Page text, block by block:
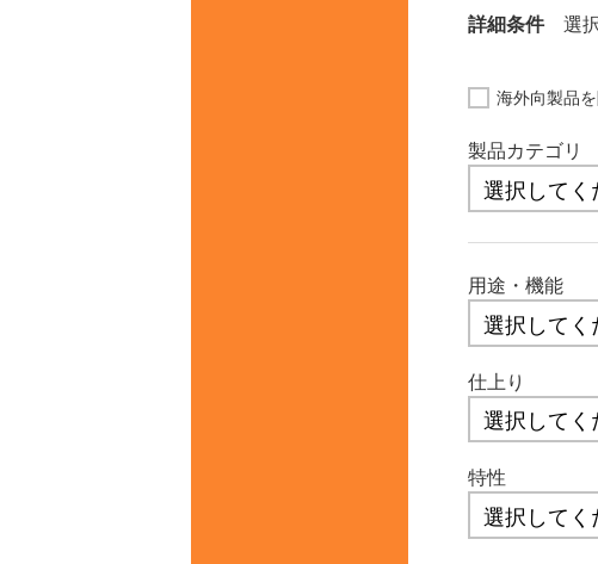
詳細条件 選
海外向製品を
製品カテゴリ
用途・機能
仕上り
特性